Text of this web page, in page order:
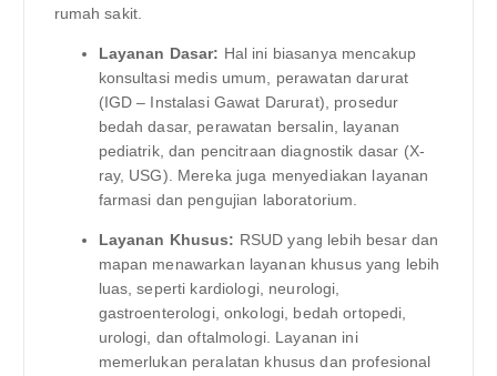
rumah sakit.
Layanan Dasar: Hal ini biasanya mencakup
konsultasi medis umum, perawatan darurat
(IGD – Instalasi Gawat Darurat), prosedur
bedah dasar, perawatan bersalin, layanan
pediatrik, dan pencitraan diagnostik dasar (X-
ray, USG). Mereka juga menyediakan layanan
farmasi dan pengujian laboratorium.
Layanan Khusus: RSUD yang lebih besar dan
mapan menawarkan layanan khusus yang lebih
luas, seperti kardiologi, neurologi,
gastroenterologi, onkologi, bedah ortopedi,
urologi, dan oftalmologi. Layanan ini
memerlukan peralatan khusus dan profesional